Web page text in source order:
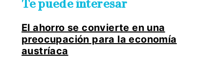
Te puede interesar
El ahorro se convierte en una
preocupación para la economía
austríaca